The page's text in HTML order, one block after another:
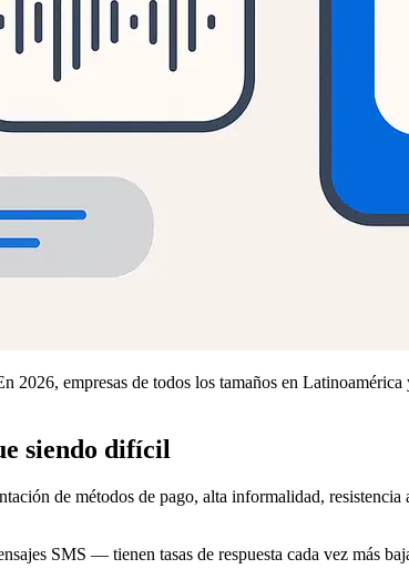
2026, empresas de todos los tamaños en
siendo difícil
de métodos de pago, alta informalidad,
SMS — tienen tasas de respuesta cada vez más